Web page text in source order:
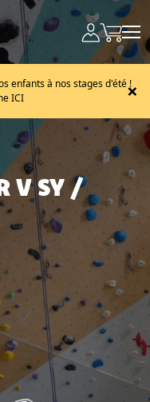
enfants à nos stages d'été !
ICI
×
V SY /